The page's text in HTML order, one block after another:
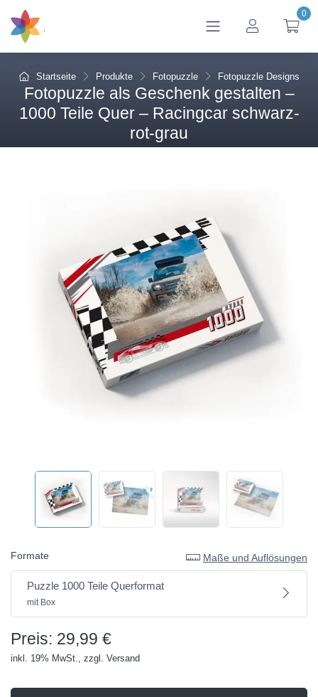
0
Startseite Produkte Fotopuzzle Fotopuzzle Designs
Fotopuzzle als Geschenk gestalten –
1000 Teile Quer – Racingcar schwarz-
rot-grau
Formate Maße und Auflösungen
Puzzle 1000 Teile Querformat
mit Box
Preis: 29,99 €
inkl. 19% MwSt., zzgl. Versand